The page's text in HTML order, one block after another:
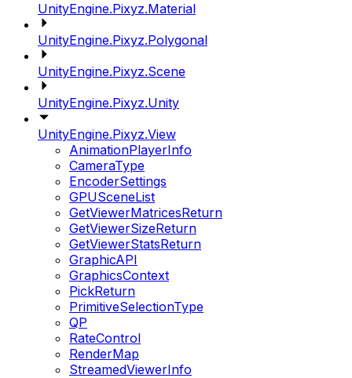
UnityEngine.Pixyz.Material
UnityEngine.Pixyz.Polygonal
UnityEngine.Pixyz.Scene
UnityEngine.Pixyz.Unity
UnityEngine.Pixyz.View
AnimationPlayerInfo
CameraType
EncoderSettings
GPUSceneList
GetViewerMatricesReturn
GetViewerSizeReturn
GetViewerStatsReturn
GraphicAPI
GraphicsContext
PickReturn
PrimitiveSelectionType
QP
RateControl
RenderMap
StreamedViewerInfo